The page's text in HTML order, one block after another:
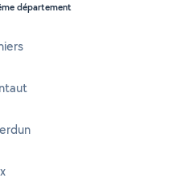
département